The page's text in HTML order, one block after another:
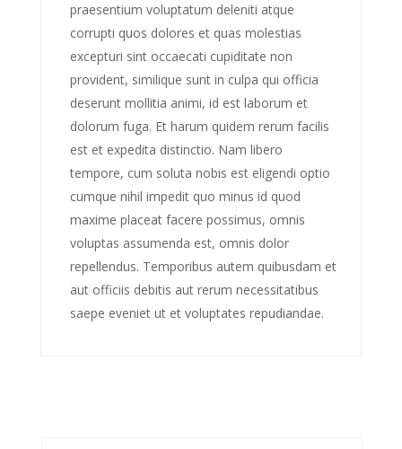
praesentium voluptatum deleniti atque
corrupti quos dolores et quas molestias
excepturi sint occaecati cupiditate non
provident, similique sunt in culpa qui officia
deserunt mollitia animi, id est laborum et
dolorum fuga. Et harum quidem rerum facilis
est et expedita distinctio. Nam libero
tempore, cum soluta nobis est eligendi optio
cumque nihil impedit quo minus id quod
maxime placeat facere possimus, omnis
voluptas assumenda est, omnis dolor
repellendus. Temporibus autem quibusdam et
aut officiis debitis aut rerum necessitatibus
saepe eveniet ut et voluptates repudiandae.